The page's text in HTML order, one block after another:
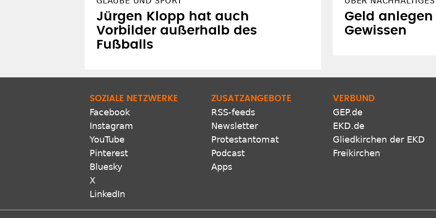
Jürgen Klopp hat auch
Vorbilder außerhalb des
Fußballs
Geld
Gewissen
SOZIALE NETZWERKE
Facebook
Instagram
YouTube
Pinterest
Bluesky
X
LinkedIn
ZUSATZANGEBOTE
RSS-feeds
Newsletter
Protestantomat
Podcast
Apps
VERBUND
GEP.de
EKD.de
Gliedkirchen der EKD
Freikirchen